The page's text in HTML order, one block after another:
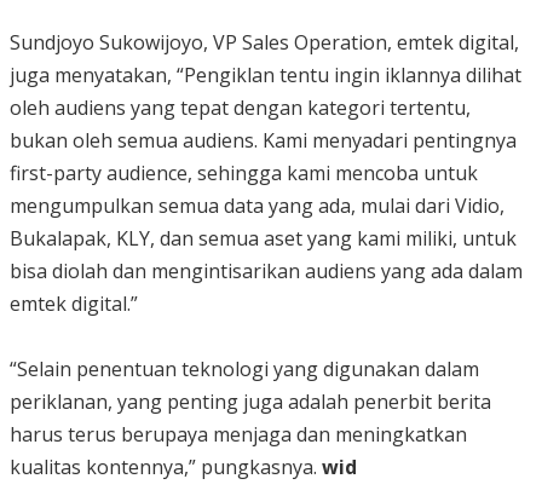
Sundjoyo Sukowijoyo, VP Sales Operation, emtek digital,
juga menyatakan, “Pengiklan tentu ingin iklannya dilihat
oleh audiens yang tepat dengan kategori tertentu,
bukan oleh semua audiens. Kami menyadari pentingnya
first-party audience, sehingga kami mencoba untuk
mengumpulkan semua data yang ada, mulai dari Vidio,
Bukalapak, KLY, dan semua aset yang kami miliki, untuk
bisa diolah dan mengintisarikan audiens yang ada dalam
emtek digital.”
“Selain penentuan teknologi yang digunakan dalam
periklanan, yang penting juga adalah penerbit berita
harus terus berupaya menjaga dan meningkatkan
kualitas kontennya,” pungkasnya. wid